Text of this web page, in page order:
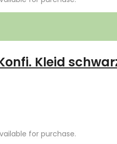
Kleid
for purchase.